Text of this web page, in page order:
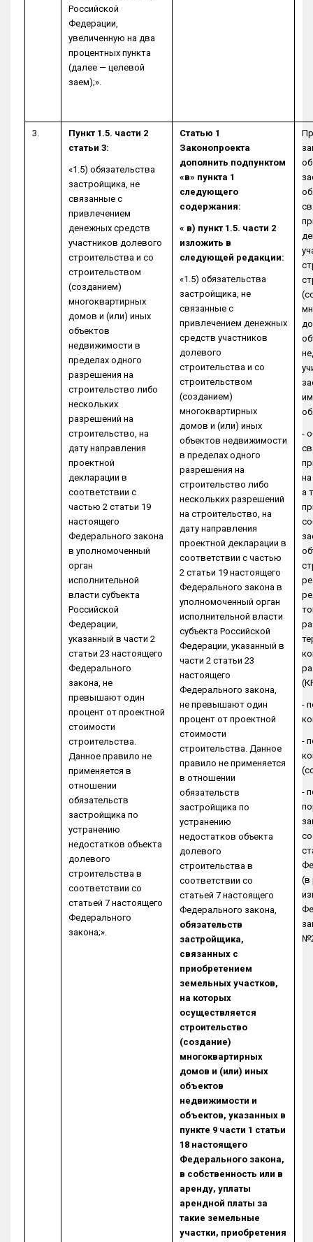
Российской
Федерации,
увеличенную на два
процентных пункта
(далее — целевой
заем);».
3.
Пункт 1.5. части 2
статьи 3:
«1.5) обязательства
застройщика, не
связанные с
привлечением
денежных средств
участников долевого
строительства и со
строительством
(созданием)
многоквартирных
домов и (или) иных
объектов
недвижимости в
пределах одного
разрешения на
строительство либо
нескольких
разрешений на
строительство, на
дату направления
проектной
декларации в
соответствии с
частью 2 статьи 19
настоящего
Федерального закона
в уполномоченный
орган
исполнительной
власти субъекта
Российской
Федерации,
указанный в части 2
статьи 23 настоящего
Федерального
закона, не
превышают один
процент от проектной
стоимости
строительства.
Данное правило не
применяется в
отношении
обязательств
застройщика по
устранению
недостатков объекта
долевого
строительства в
соответствии со
статьей 7 настоящего
Федерального
закона;».
Статью 1
Законопроекта
дополнить подпунктом
«в» пункта 1
следующего
содержания:
« в) пункт 1.5. части 2
изложить в
следующей редакции:
«1.5) обязательства
застройщика, не
связанные с
привлечением денежных
средств участников
долевого
строительства и со
строительством
(созданием)
многоквартирных
домов и (или) иных
объектов недвижимости
в пределах одного
разрешения на
строительство либо
нескольких разрешений
на строительство, на
дату направления
проектной декларации в
соответствии с частью
2 статьи 19 настоящего
Федерального закона в
уполномоченный орган
исполнительной власти
субъекта Российской
Федерации, указанный в
части 2 статьи 23
настоящего
Федерального закона,
не превышают один
процент от проектной
стоимости
строительства. Данное
правило не применяется
в отношении
обязательств
застройщика по
устранению
недостатков объекта
долевого
строительства в
соответствии со
статьей 7 настоящего
Федерального закона,
обязательств
застройщика,
связанных с
приобретением
земельных участков,
на которых
осуществляется
строительство
(создание)
многоквартирных
домов и (или) иных
объектов
недвижимости и
объектов, указанных в
пункте 9 части 1 статьи
18 настоящего
Федерального закона,
в собственность или в
аренду, уплаты
арендной платы за
такие земельные
участки, приобретения
-
а
-
-
-
(в